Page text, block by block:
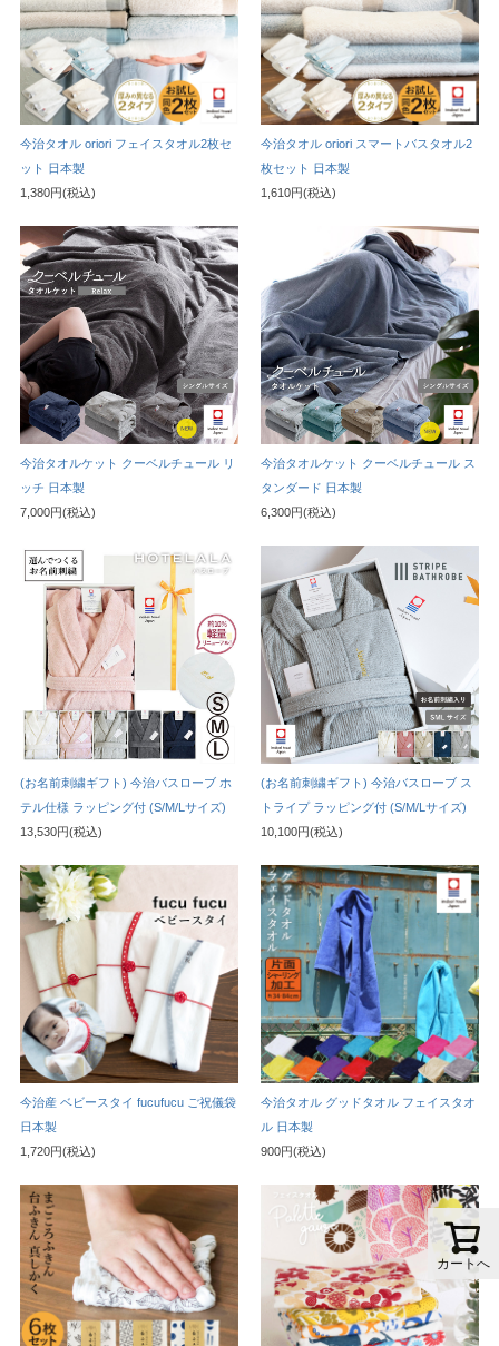
今治タオル oriori フェイスタオル2枚セ
ット 日本製
1,380円(税込)
今治タオル oriori スマートバスタオル2
枚セット 日本製
1,610円(税込)
今治タオルケット クーベルチュール リ
ッチ 日本製
7,000円(税込)
今治タオルケット クーベルチュール ス
タンダード 日本製
6,300円(税込)
(お名前刺繍ギフト) 今治バスローブ ホ
テル仕様 ラッピング付 (S/M/Lサイズ)
13,530円(税込)
(お名前刺繍ギフト) 今治バスローブ ス
トライプ ラッピング付 (S/M/Lサイズ)
10,100円(税込)
今治産 ベビースタイ fucufucu ご祝儀袋
日本製
1,720円(税込)
今治タオル グッドタオル フェイスタオ
ル 日本製
900円(税込)
カートへ